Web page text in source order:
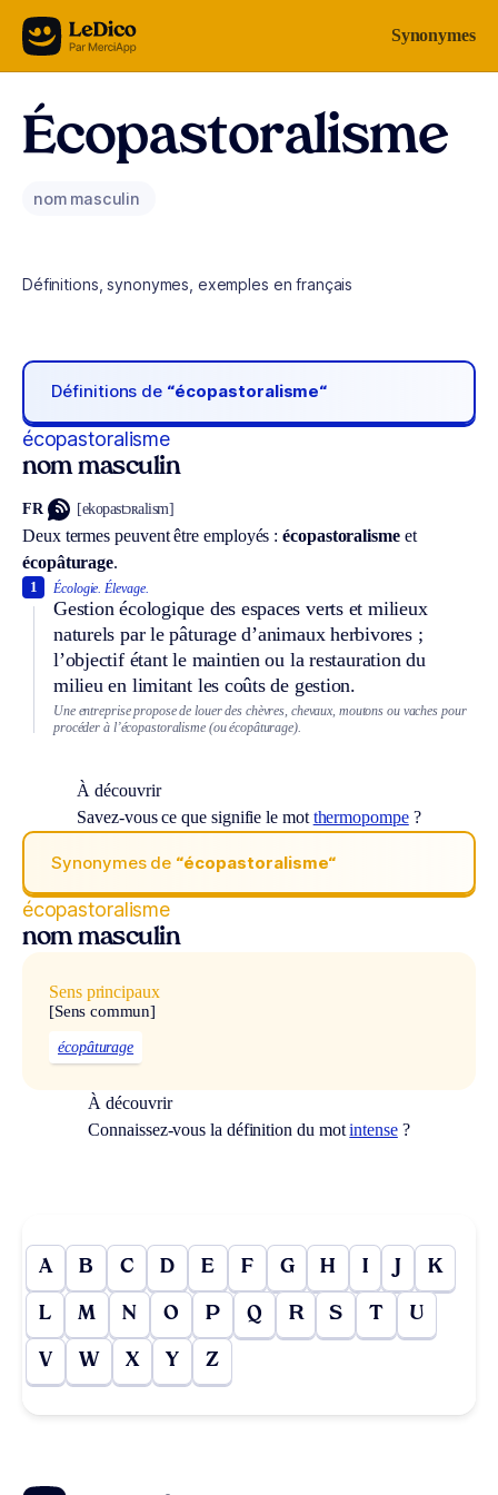
Aller au contenu Synonymes
Écopastoralisme
nom masculin
Définitions, synonymes, exemples en français
Définitions de “écopastoralisme“
écopastoralisme
nom masculin
FR [ekopastɔʀalism]
Deux termes peuvent être employés :écopastoralismeet
écopâturage.
Écologie. Élevage.
Gestion écologique des espaces verts et milieux
naturels par le pâturage d’animaux herbivores ;
l’objectif étant le maintien ou la restauration du
milieu en limitant les coûts de gestion.
1
Une entreprise propose de louer des chèvres, chevaux, moutons ou vaches pour
procéder à l’écopastoralisme (ou écopâturage).
À découvrir
Savez-vous ce que signifie le mot thermopompe?
Synonymes de “écopastoralisme“
écopastoralisme
nom masculin
Sens principaux
[Sens commun]
écopâturage
À découvrir
Connaissez-vous la définition du motintense?
A B C D E F G H I J K
L M N O P Q R S T U
V W X Y Z